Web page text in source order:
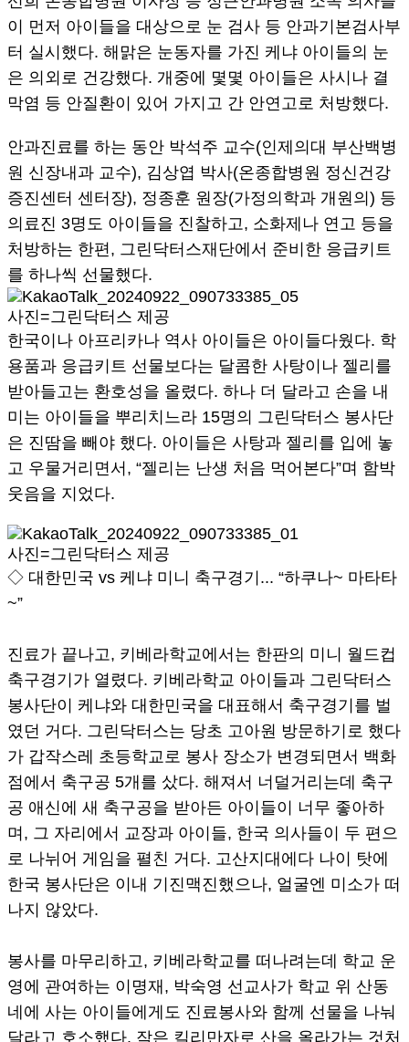
이 먼저 아이들을 대상으로 눈 검사 등 안과기본검사부
터 실시했다. 해맑은 눈동자를 가진 케냐 아이들의 눈
은 의외로 건강했다. 개중에 몇몇 아이들은 사시나 결
막염 등 안질환이 있어 가지고 간 안연고로 처방했다.
안과진료를 하는 동안 박석주 교수(인제의대 부산백병
원 신장내과 교수), 김상엽 박사(온종합병원 정신건강
증진센터 센터장), 정종훈 원장(가정의학과 개원의) 등
의료진 3명도 아이들을 진찰하고, 소화제나 연고 등을
처방하는 한편, 그린닥터스재단에서 준비한 응급키트
를 하나씩 선물했다.
사진=그린닥터스 제공
한국이나 아프리카나 역사 아이들은 아이들다웠다. 학
용품과 응급키트 선물보다는 달콤한 사탕이나 젤리를
받아들고는 환호성을 올렸다. 하나 더 달라고 손을 내
미는 아이들을 뿌리치느라 15명의 그린닥터스 봉사단
은 진땀을 빼야 했다. 아이들은 사탕과 젤리를 입에 놓
고 우물거리면서, “젤리는 난생 처음 먹어본다”며 함박
웃음을 지었다.
사진=그린닥터스 제공
◇ 대한민국 vs 케냐 미니 축구경기... “하쿠나~ 마타타
~”
진료가 끝나고, 키베라학교에서는 한판의 미니 월드컵
축구경기가 열렸다. 키베라학교 아이들과 그린닥터스
봉사단이 케냐와 대한민국을 대표해서 축구경기를 벌
였던 거다. 그린닥터스는 당초 고아원 방문하기로 했다
가 갑작스레 초등학교로 봉사 장소가 변경되면서 백화
점에서 축구공 5개를 샀다. 해져서 너덜거리는데 축구
공 애신에 새 축구공을 받아든 아이들이 너무 좋아하
며, 그 자리에서 교장과 아이들, 한국 의사들이 두 편으
로 나뉘어 게임을 펼친 거다. 고산지대에다 나이 탓에
한국 봉사단은 이내 기진맥진했으나, 얼굴엔 미소가 떠
나지 않았다.
봉사를 마무리하고, 키베라학교를 떠나려는데 학교 운
영에 관여하는 이명재, 박숙영 선교사가 학교 위 산동
네에 사는 아이들에게도 진료봉사와 함께 선물을 나눠
달라고 호소했다. 작은 킬리만자로 산을 올라가는 것처